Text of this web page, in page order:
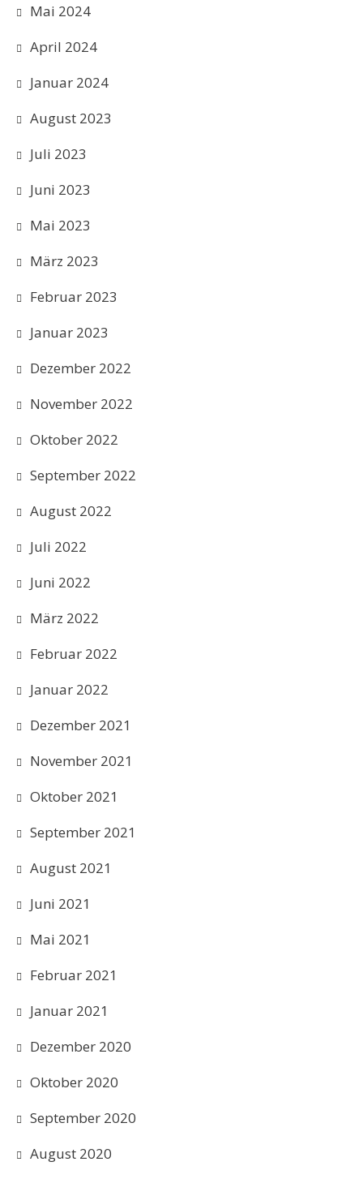
Mai 2024
April 2024
Januar 2024
August 2023
Juli 2023
Juni 2023
Mai 2023
März 2023
Februar 2023
Januar 2023
Dezember 2022
November 2022
Oktober 2022
September 2022
August 2022
Juli 2022
Juni 2022
März 2022
Februar 2022
Januar 2022
Dezember 2021
November 2021
Oktober 2021
September 2021
August 2021
Juni 2021
Mai 2021
Februar 2021
Januar 2021
Dezember 2020
Oktober 2020
September 2020
August 2020